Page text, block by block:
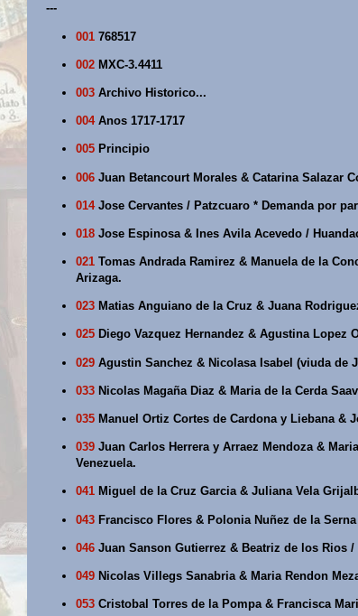
---
001 768517
002 MXC-3.4411
003 Archivo Historico...
004Anos 1717-1717
005 Principio
006 Juan Betancourt Morales & Catarina Salazar
014Jose Cervantes / Patzcuaro * Demanda por
018 Jose Espinosa & Ines Avila Acevedo /
021 Tomas Andrada Ramirez & Manuela de la
Arizaga.
023 Matias Anguiano de la Cruz & Juana
025 Diego Vazquez Hernandez & Agustina Lopez
029 Agustin Sanchez & Nicolasa Isabel (viuda de
033 Nicolas Magaña Diaz & Maria de la Cerda
035 Manuel Ortiz Cortes de Cardona y Liebana &
039 Juan Carlos Herrera y Arraez Mendoza &
Venezuela.
041 Miguel de la Cruz Garcia & Juliana Vela
043 Francisco Flores & Polonia Nuñez de la
046 Juan Sanson Gutierrez & Beatriz de los Rios
049 Nicolas Villegs Sanabria & Maria Rendon
053 Cristobal Torres de la Pompa & Francisca